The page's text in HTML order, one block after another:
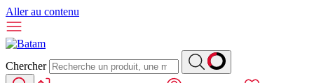
Aller au contenu
Chercher